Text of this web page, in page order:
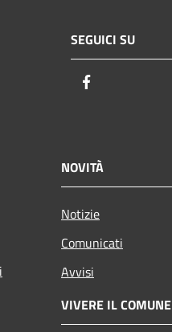
SEGUICI SU
NOVITÀ
Notizie
Comunicati
Avvisi
VIVERE IL COMUNE